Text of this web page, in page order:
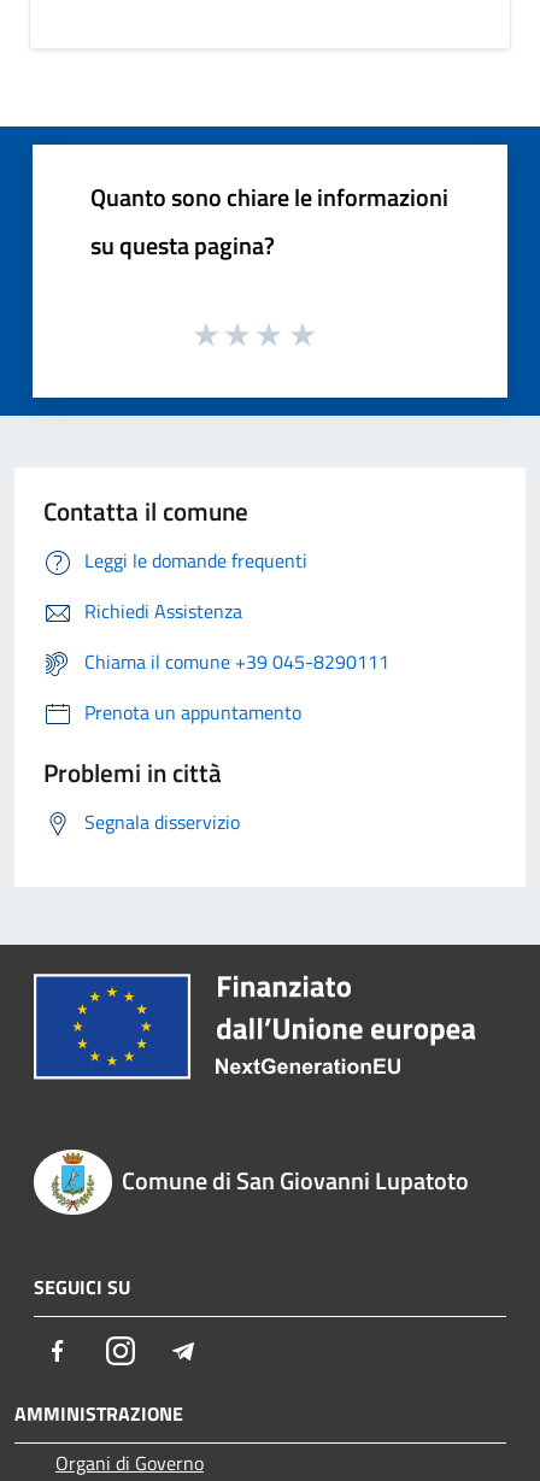
Quanto sono chiare le informazioni
su questa pagina?
Contatta il comune
Leggi le domande frequenti
Richiedi Assistenza
Chiama il comune +39 045-8290111
Prenota un appuntamento
Problemi in città
Segnala disservizio
Comune di San Giovanni Lupatoto
SEGUICI SU
FacebookInstagram
AMMINISTRAZIONE
Organi di Governo